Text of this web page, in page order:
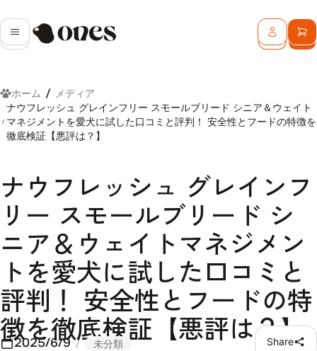
メニューOnes ログインカ
ホーム
メディア
ナウフレッシュ グレインフリー スモールブリード シニア＆ウェイト
マネジメントを愛犬に試した口コミと評判！ 安全性とフードの特徴を
徹底検証【悪評は？】
ナウフレッシュ グレインフ
リー スモールブリード シ
ニア＆ウェイトマネジメン
トを愛犬に試した口コミと
評判！ 安全性とフードの特
徴を徹底検証【悪評は？】
2025/6/9 未分類 Share